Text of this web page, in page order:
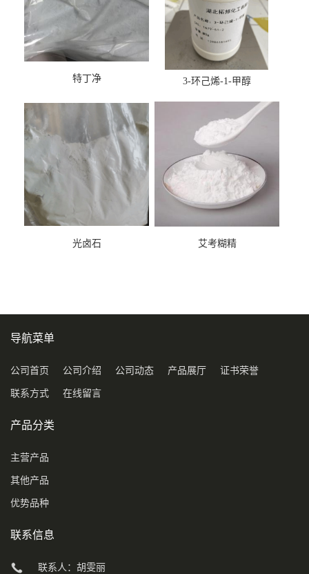
特丁净 3-环己烯-1-甲醇
光卤石 艾考糊精
导航菜单
公司首页 公司介绍 公司动态 产品展厅 证书荣誉
联系方式 在线留言
产品分类
主营产品
其他产品
优势品种
联系信息
联系人：胡雯丽